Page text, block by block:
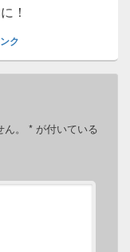
！
ク
。 * が付いている